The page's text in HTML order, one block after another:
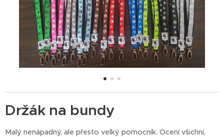
Držák na bundy
Malý nenápadný, ale přesto velký pomocník. Ocení všichni,